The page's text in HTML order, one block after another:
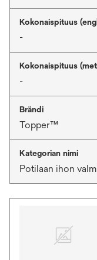
Kokonaispituus
-
Kokonaispituus
-
Brändi
Topper™
Kategorian nimi
Potilaan ihon